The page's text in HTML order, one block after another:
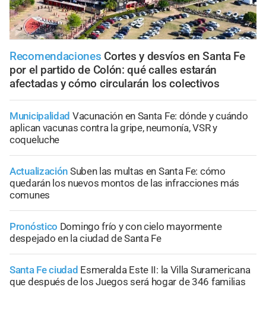
Recomendaciones Cortes y desvíos en Santa Fe
por el partido de Colón: qué calles estarán
afectadas y cómo circularán los colectivos
Municipalidad Vacunación en Santa Fe: dónde y cuándo
aplican vacunas contra la gripe, neumonía, VSR y
coqueluche
Actualización Suben las multas en Santa Fe: cómo
quedarán los nuevos montos de las infracciones más
comunes
Pronóstico Domingo frío y con cielo mayormente
despejado en la ciudad de Santa Fe
Santa Fe ciudad Esmeralda Este II: la Villa Suramericana
que después de los Juegos será hogar de 346 familias